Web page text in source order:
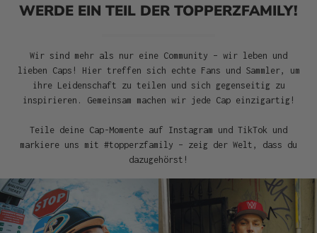
WERDE EIN TEIL DER TOPPERZFAMILY!
Wir sind mehr als nur eine Community – wir leben und
lieben Caps! Hier treffen sich echte Fans und Sammler, um
ihre Leidenschaft zu teilen und sich gegenseitig zu
inspirieren. Gemeinsam machen wir jede Cap einzigartig!
Teile deine Cap-Momente auf Instagram und TikTok und
markiere uns mit #topperzfamily – zeig der Welt, dass du
dazugehörst!